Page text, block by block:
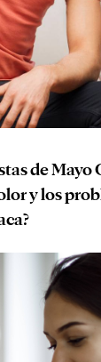
de Mayo
y los